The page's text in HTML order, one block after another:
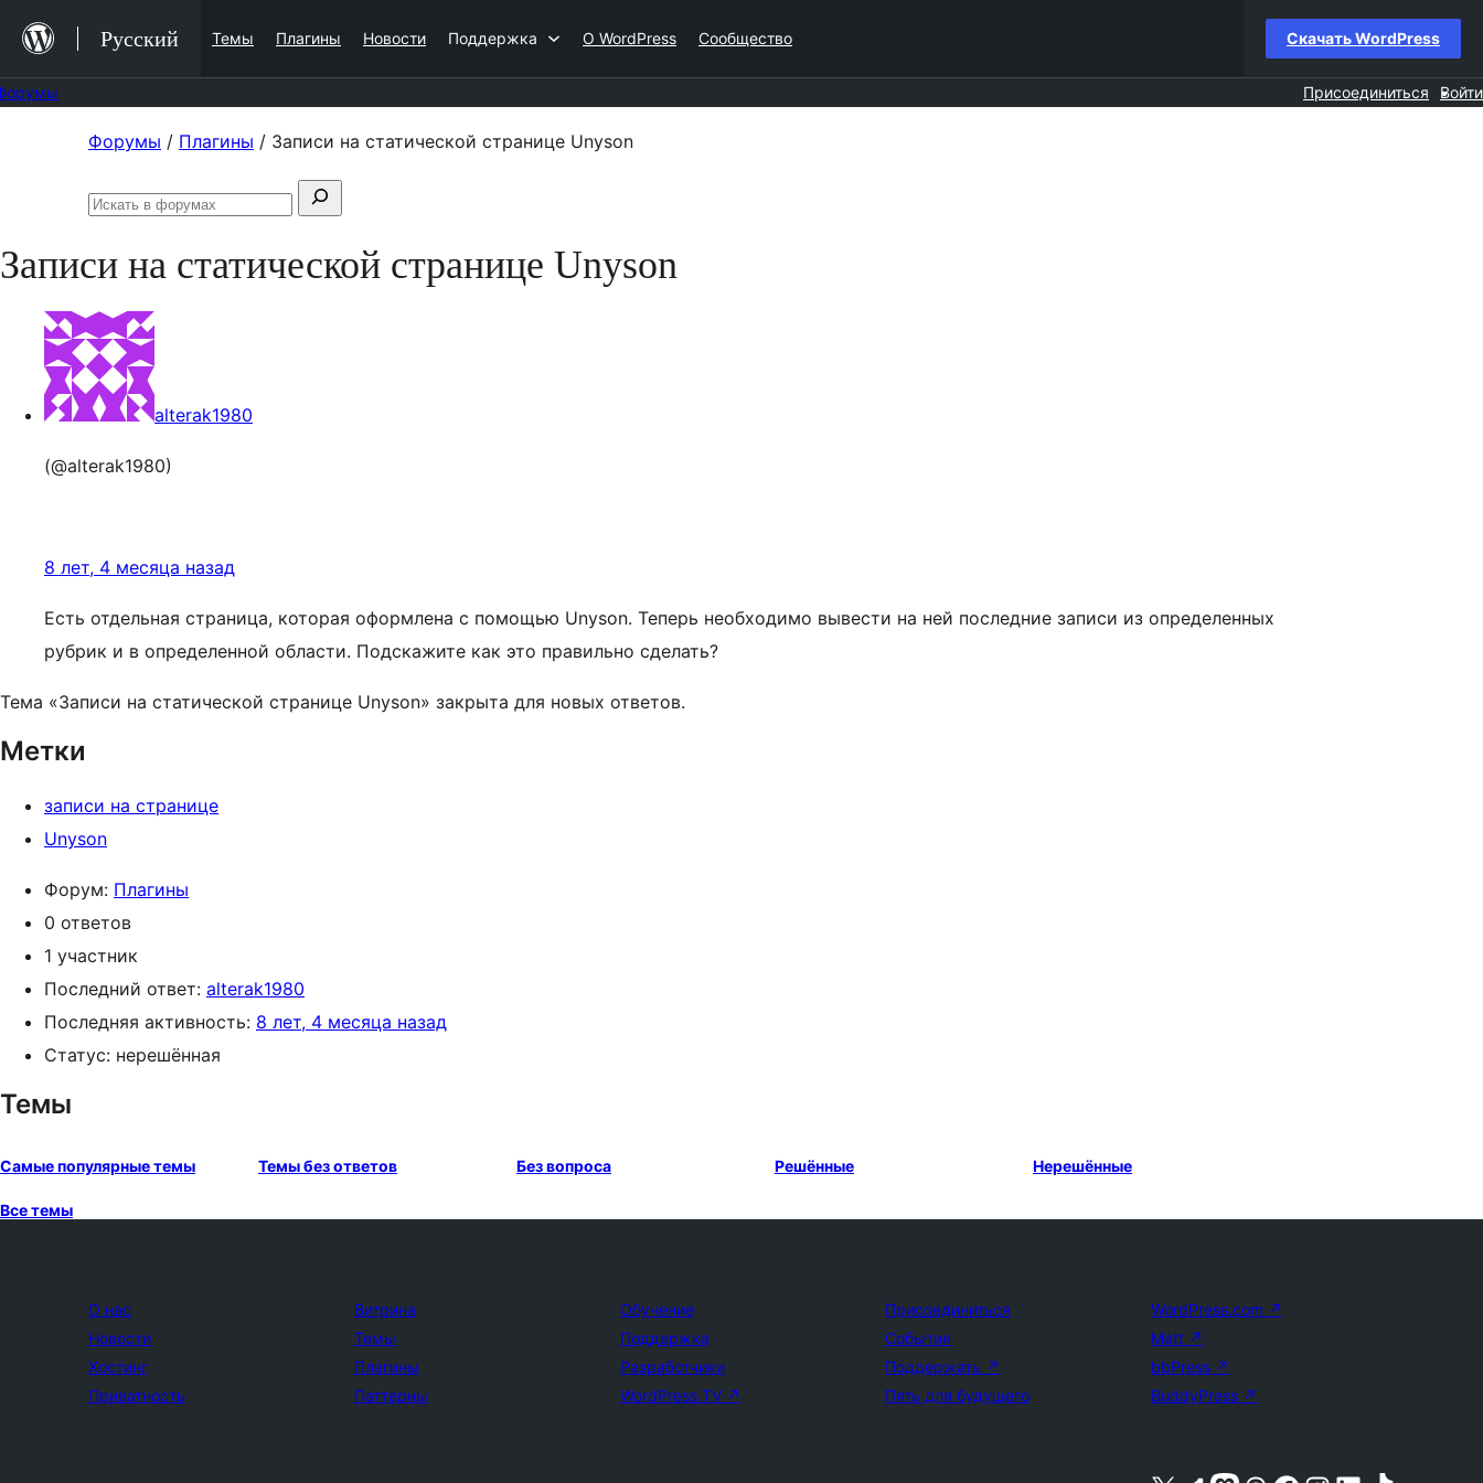
содержимому
Русский Темы Плагины Новости Поддержка О WordPress Сообщество Скачать WordPress
Присоединиться Войти
содержимому
Форумы / Плагины / Записи на статической странице Unyson
Поиск:
Искать
форумах
Записи на статической странице Unyson
alterak1980
(@alterak1980)
8 лет, 4 месяца назад
Есть отдельная страница, которая оформлена с помощью Unyson. Теперь необходимо вывести на ней последние записи из определенных
рубрик и в определенной области. Подскажите как это правильно сделать?
Тема «Записи на статической странице Unyson» закрыта для новых ответов.
Метки
записи на странице
Unyson
Форум: Плагины
0 ответов
1 участник
Последний ответ: alterak1980
Последняя активность: 8 лет, 4 месяца назад
Статус: нерешённая
Темы
Самые популярные темы Темы без ответов Без вопроса Решённые Нерешённые
Все темы
О нас
Новости
Хостинг
Приватность
Витрина
Темы
Плагины
Паттерны
Обучение
Поддержка
Разработчики
WordPress.TV ↗
Присоединиться
События
Поддержать ↗
Пять для будущего
WordPress.com ↗
Matt ↗
bbPress ↗
BuddyPress ↗